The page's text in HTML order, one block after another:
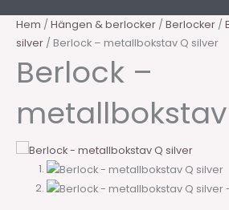
Hem / Hängen & berlocker / Berlocker /
silver / Berlock – metallbokstav Q silver
Berlock –
silver
mängd